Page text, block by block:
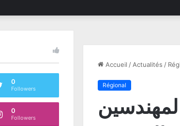
Accueil / Actualités /
Régional
0
Followers
0
Followers